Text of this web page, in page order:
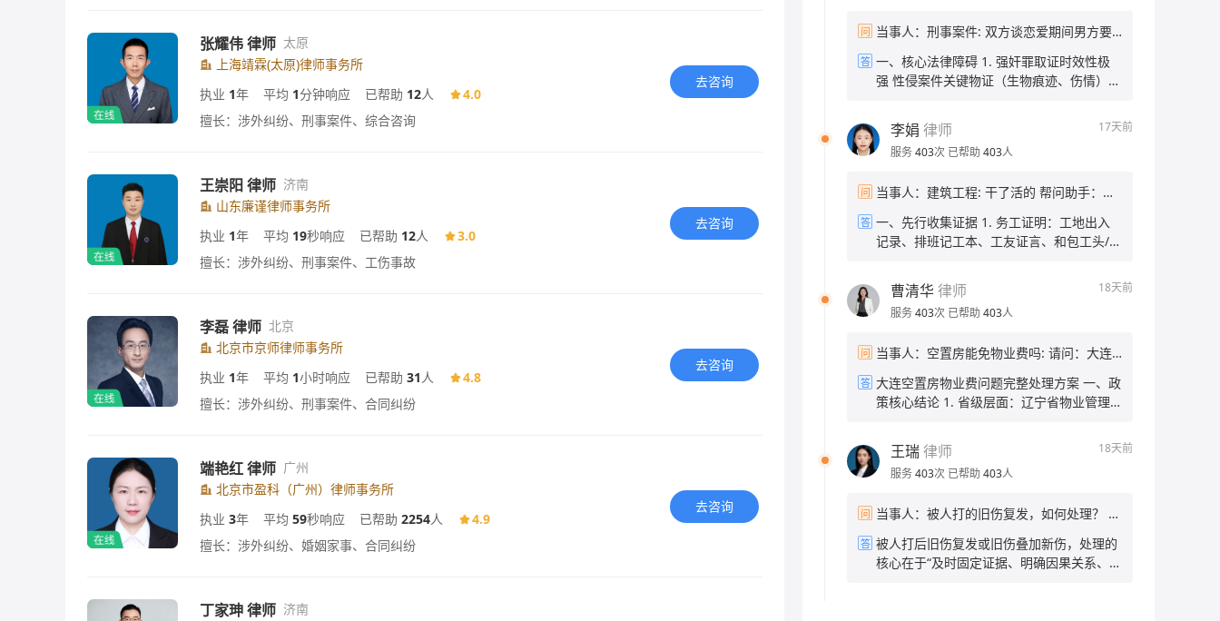
张耀伟 律师 太原
上海靖霖(太原)律师事务所
执业 1年 平均 1分钟响应 已帮助 12人
4.0
擅长：涉外纠纷、刑事案件、综合咨询
去咨询
王崇阳 律师 济南
山东廉谨律师事务所
执业 1年 平均 19秒响应 已帮助 12人
3.0
擅长：涉外纠纷、刑事案件、工伤事故
去咨询
李磊 律师 北京
北京市京师律师事务所
执业 1年 平均 1小时响应 已帮助 31人
4.8
擅长：涉外纠纷、刑事案件、合同纠纷
去咨询
端艳红 律师 广州
北京市盈科（广州）律师事务所
执业 3年 平均 59秒响应 已帮助 2254人
4.9
擅长：涉外纠纷、婚姻家事、合同纠纷
去咨询
丁家珅 律师 济南
问 当事人：刑事案件: 双方谈恋爱期间男方要
一年了，能不能告他强 帮问助手：现在有证
据吗？比如当时的聊天记录、伤情记录这
警了吗？ 当事人：没报
答 一、核心法律障碍 1. 强奸罪取证时效性极
强 性侵案件关键物证（生物痕迹、伤情）仅
失；无当时报警记录，缺少公安第一时间固
定的伤情、现场、询问笔录。 2. 无任何间
接佐证 无聊天记录、录音、证人、就医记录
“证据确实、充分”，仅有被害人陈述无法认
定犯罪事实。 3. 恋爱关系对认定“违背妇女
意志”有难度 男女存在恋爱基础，司法机关
会区分情侣间自愿亲密行为与强迫性侵，若
采信单方陈述认定强奸。 二、当下的补救措
施 1. 尝试固定对方自认的关键证据 通过微
神打压、违背你意愿发生关系的事实，操作
辑； • 不要争吵，平缓引导对方说出关键事
实，例如：“去年和你谈恋爱的时候，你当时
本不愿意，这件事你还记得吗？” • 若男方承
认、默认，该录音/聊天记录可作为核心间接
证据提交公安。 2. 搜集旁证线索 • 就医记
就诊的病历； • 证人：当时有无朋友、家人
听你倾诉过被强迫、被精神打压的经过，可
让证人出具书面证言； • 社交痕迹：当年朋
李娟 律师
17天前
服务403次 已帮助 403人
问 当事人：建筑工程: 干了活的 帮问助手：欠
的工资，有5千多 帮问助手：目前在职还是
离职了？ 当事人：离职 帮问助手：你希望
当事人：只要工资
答 一、先行收集证据 1. 务工证明：工地出入
记录、排班记工本、工友证言、和包工头/项
资结算单、微信/短信对方认可欠薪金额的记
录 3. 身份信息：包工头、施工单位名称、
项目地址、发包方信息 二、维权途径 1. 向
目所在地住建局清欠办，或通过全国根治欠
薪线索反映平台小程序线上提交，住建部门
可直接督办施工企业发放工资，建筑行业有
农民工工资保证金，回款效率最高。 2. 劳
保障监察大队现场立案；监察大队可责令包
工头/公司限期支付，逾期可作出行政处罚。
具调解协议书后可申请法院司法确认，具备
下结算。 4. 司法兜底方案 1. 劳动关系清
晰：申请劳动仲裁； 2. 劳务关系：直接向
曹清华律师
18天前
服务403次 已帮助 403人
问 当事人：空置房能免物业费吗: 请问：大连
答任何假设性问题，你还有别的法律问题需
要咨询吗？ 当事人：房子空置5年，前2年
业沟通减免物业费，物业人员说大连没有空
置房减免政策，业主该怎么办？ 帮问助手：
答 大连空置房物业费问题完整处理方案 一、政
策核心结论 1. 省级层面：辽宁省物业管理
答复省内无统一法定减免政策 。 2. 大连市
本地规则：《大连市物业管理条例》明确，
房屋交付后连续空置半年以上，业主书面备
（减免30%），物业无权直接拒绝办理。
3. 物业声称“大连无减免政策”属于不实告
知，你有权依据本地条例申请折扣。 4. 法
律底线：不能完全不交物业费，仅能申请比
王瑞律师
18天前
服务403次 已帮助 403人
问 当事人：被人打的旧伤复发，如何处理？ 帮
吗？ 当事人：报过警了 帮问助手：之前做
伤情鉴定了吗？结果是什么？ 当事人：没做
答 被人打后旧伤复发或旧伤叠加新伤，处理的
核心在于“及时固定证据、明确因果关系、依